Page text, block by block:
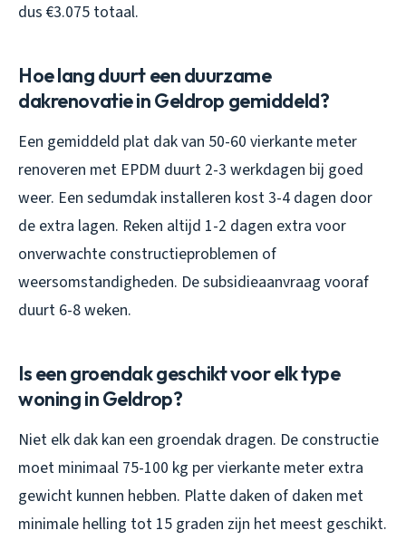
dus €3.075 totaal.
Hoe lang duurt een duurzame
dakrenovatie in Geldrop gemiddeld?
Een gemiddeld plat dak van 50-60 vierkante meter
renoveren met EPDM duurt 2-3 werkdagen bij goed
weer. Een sedumdak installeren kost 3-4 dagen door
de extra lagen. Reken altijd 1-2 dagen extra voor
onverwachte constructieproblemen of
weersomstandigheden. De subsidieaanvraag vooraf
duurt 6-8 weken.
Is een groendak geschikt voor elk type
woning in Geldrop?
Niet elk dak kan een groendak dragen. De constructie
moet minimaal 75-100 kg per vierkante meter extra
gewicht kunnen hebben. Platte daken of daken met
minimale helling tot 15 graden zijn het meest geschikt.